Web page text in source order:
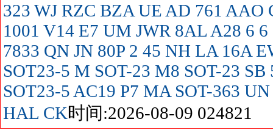
323 WJ RZC BZA UE AD 761 AAO
1001 V14 E7 UM JWR 8AL A28 6 6
7833 QN JN 80P 2 45 NH LA 16A
SOT23-5 M SOT-23 M8 SOT-23 SB
SOT23-5 AC19 P7 MA SOT-363 UN
HAL CK时间:2026-08-09 024821